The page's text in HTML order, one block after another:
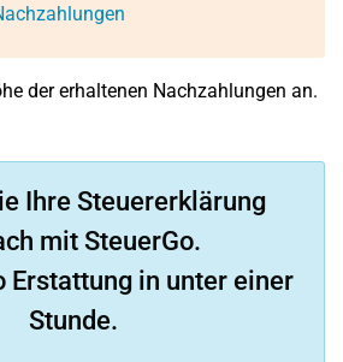
der erhaltenen Nachzahlungen an.
Ihre Steuererklärung
mit SteuerGo.
Erstattung in unter einer
Stunde.